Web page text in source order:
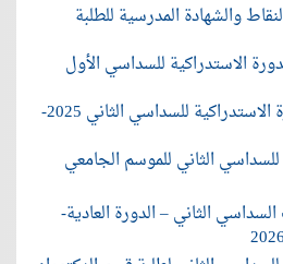
والشهادة المدرسية للطلبة
الاستدراكية للسداسي الأول
رزنامة امتحانات الدورة الاستدراكية للسداسي الثاني 2025-
الثاني للموسم الجامعي
الثاني – الدورة العادية-